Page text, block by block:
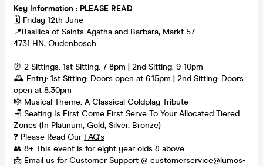
Key Information : PLEASE READ
🗓️ Friday 12th June
📍Basilica of Saints Agatha and Barbara, Markt 57
4731 HN, Oudenbosch
⏰ 2 Sittings: 1st Sitting: 7-8pm | 2nd Sitting: 9-10pm
🕰 Entry: 1st Sitting: Doors open at 6.15pm | 2nd Sitting: Doors
open at 8.30pm
🎼 Musical Theme: A Classical Coldplay Tribute
🪑 Seating Is First Come First Serve To Your Allocated Tiered
Zones (In Platinum, Gold, Silver, Bronze)
❓ Please Read Our FAQ's
👥 8+ This event is for eight year olds & above
📩 Email us for Customer Support @ customerservice@lumos-